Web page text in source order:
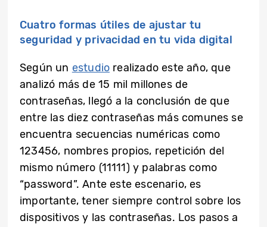
Cuatro formas útiles de ajustar tu
seguridad y privacidad en tu vida digital
Según un estudio realizado este año, que
analizó más de 15 mil millones de
contraseñas, llegó a la conclusión de que
entre las diez contraseñas más comunes se
encuentra secuencias numéricas como
123456, nombres propios, repetición del
mismo número (11111) y palabras como
“password”. Ante este escenario, es
importante, tener siempre control sobre los
dispositivos y las contraseñas. Los pasos a